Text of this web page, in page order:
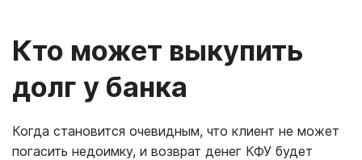
Кто может выкупить
долг у банка
Когда становится очевидным, что клиент не может
погасить недоимку, и возврат денег КФУ будет